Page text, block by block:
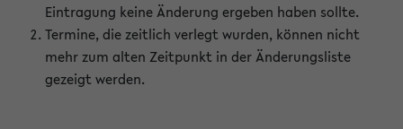
Eintragung keine Änderung ergeben haben sollte.
Termine, die zeitlich verlegt wurden, können nicht
mehr zum alten Zeitpunkt in der Änderungsliste
gezeigt werden.